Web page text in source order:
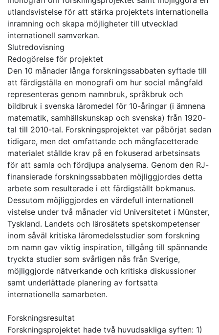
utlandsvistelse för att stärka projektets internationella
inramning och skapa möjligheter till utvecklad
internationell samverkan.
Slutredovisning
Redogörelse för projektet
Den 10 månader långa forskningssabbaten syftade till
att färdigställa en monografi om hur social mångfald
representeras genom namnbruk, språkbruk och
bildbruk i svenska läromedel för 10-åringar (i ämnena
matematik, samhällskunskap och svenska) från 1920-
tal till 2010-tal. Forskningsprojektet var påbörjat sedan
tidigare, men det omfattande och mångfacetterade
materialet ställde krav på en fokuserad arbetsinsats
för att samla och fördjupa analyserna. Genom den RJ-
finansierade forskningssabbaten möjliggjordes detta
arbete som resulterade i ett färdigställt bokmanus.
Dessutom möjliggjordes en värdefull internationell
vistelse under två månader vid Universitetet i Münster,
Tyskland. Landets och lärosätets spetskompetenser
inom såväl kritiska läromedelsstudier som forskning
om namn gav viktig inspiration, tillgång till spännande
tryckta studier som svårligen nås från Sverige,
möjliggjorde nätverkande och kritiska diskussioner
samt underlättade planering av fortsatta
internationella samarbeten.
Forskningsresultat
Forskningsprojektet hade två huvudsakliga syften: 1)